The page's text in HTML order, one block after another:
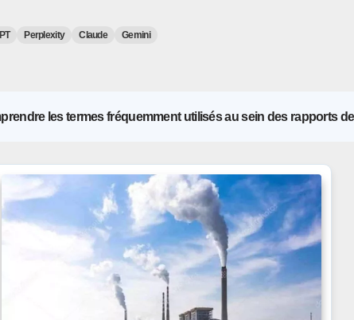
Perplexity Claude Gemini
les termes fréquemment utilisés au sein des rapports